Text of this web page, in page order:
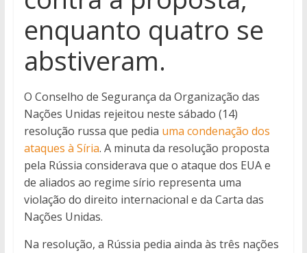
enquanto quatro se
abstiveram.
O Conselho de Segurança da Organização das
Nações Unidas rejeitou neste sábado (14)
resolução russa que pedia uma condenação dos
ataques à Síria. A minuta da resolução proposta
pela Rússia considerava que o ataque dos EUA e
de aliados ao regime sírio representa uma
violação do direito internacional e da Carta das
Nações Unidas.
Na resolução, a Rússia pedia ainda às três nações